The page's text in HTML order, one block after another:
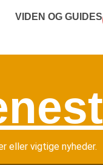
VIDEN OG GUIDES
eller vigtige nyheder.